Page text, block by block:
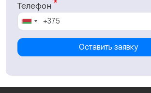
Телефон
Оставить заявку